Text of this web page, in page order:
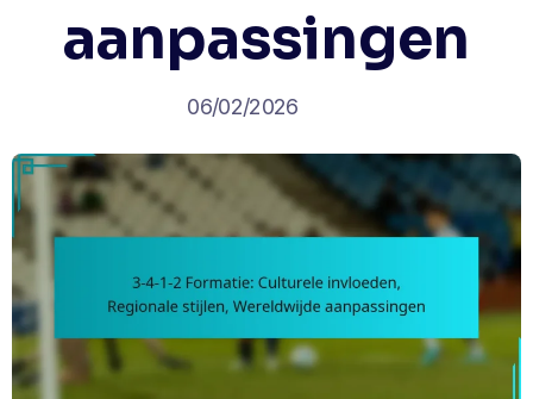
aanpassingen
06/02/2026